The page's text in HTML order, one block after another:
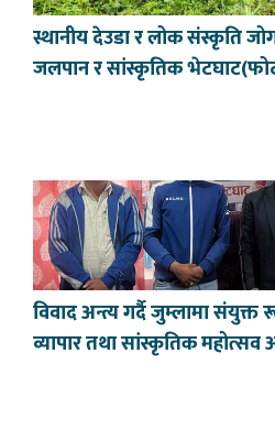
स्थानीय देउडा र लोक संस्कृति
जलपान र सांस्कृतिक
विवाद अन्त्य गर्दै जुम्लामा संयुक्त
व्यापार तथा सांस्कृतिक